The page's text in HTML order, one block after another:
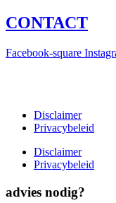
CONTACT
Facebook-square
Disclaimer
Privacybeleid
Disclaimer
Privacybeleid
advies nodig?